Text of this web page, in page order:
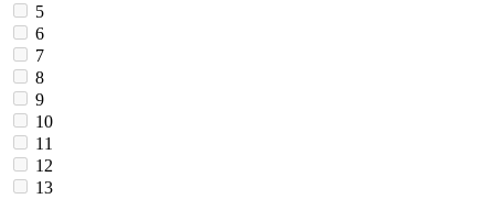
5
6
7
8
9
10
11
12
13